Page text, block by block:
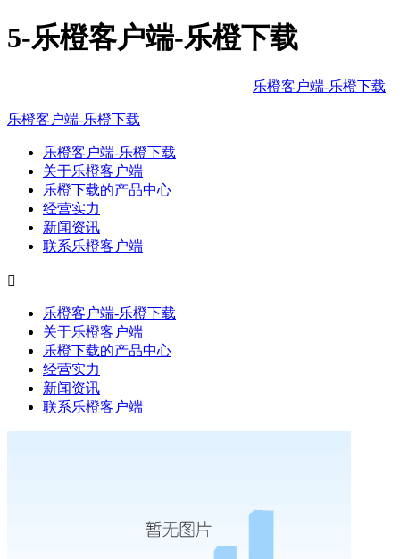
5-乐橙客户端-乐橙下载
乐橙客户端-乐橙下载
乐橙客户端-乐橙下载
乐橙客户端-乐橙下载
关于乐橙客户端
乐橙下载的产品中心
经营实力
新闻资讯
联系乐橙客户端

乐橙客户端-乐橙下载
关于乐橙客户端
乐橙下载的产品中心
经营实力
新闻资讯
联系乐橙客户端